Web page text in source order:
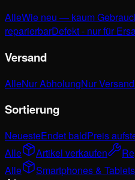
AlleWie neu — kaum
reparierbarDefekt - nur für
Versand
AlleNur AbholungNur Versand
Sortierung
NeuesteEndet baldPreis
Alle
Artikel verkaufen
Alle
Smartphones & Tablets